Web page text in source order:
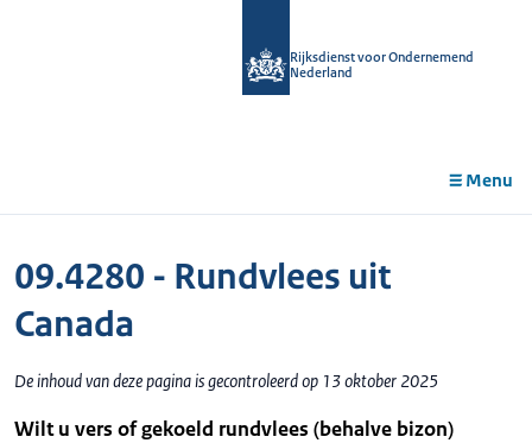
Rijksdienst voor Ondernemend
Nederland
Menu
09.4280 - Rundvlees uit
Canada
De inhoud van deze pagina is gecontroleerd op 13 oktober 2025
Wilt u vers of gekoeld rundvlees (behalve bizon)